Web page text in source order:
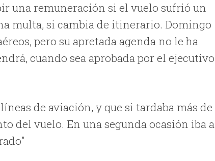
una remuneración si el vuelo sufrió un
multa, si cambia de itinerario. Domingo
pero su apretada agenda no le ha
cuando sea aprobada por el ejecutivo
de aviación, y que si tardaba más de
del vuelo. En una segunda ocasión iba a